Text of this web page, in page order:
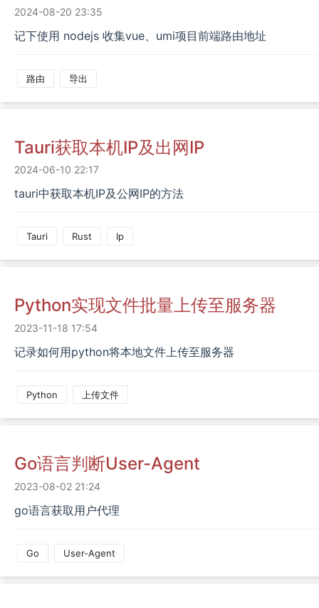
2024-08-20 23:35
记下使用 nodejs 收集vue、umi项目前端路由地址
路由 导出
Tauri获取本机IP及出网IP
2024-06-10 22:17
tauri中获取本机IP及公网IP的方法
Tauri Rust Ip
Python实现文件批量上传至服务器
2023-11-18 17:54
记录如何用python将本地文件上传至服务器
Python 上传文件
Go语言判断user-Agent
2023-08-02 21:24
go语言获取用户代理
Go User-Agent